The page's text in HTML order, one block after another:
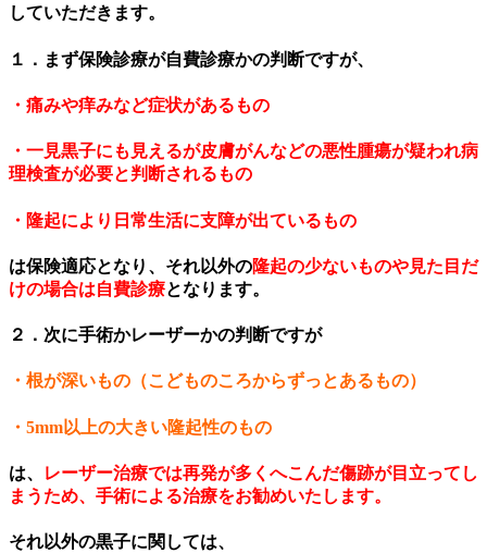
していただきます。
１．まず保険診療が自費診療かの判断ですが、
・痛みや痒みなど症状があるもの
・一見黒子にも見えるが皮膚がんなどの悪性腫瘍が疑われ病
理検査が必要と判断されるもの
・隆起により日常生活に支障が出ているもの
は保険適応となり、それ以外の隆起の少ないものや見た目だ
けの場合は自費診療となります。
２．次に手術かレーザーかの判断ですが
・根が深いもの（こどものころからずっとあるもの）
・5mm以上の大きい隆起性のもの
は、
レーザー治療では再発が多くへこんだ傷跡が目立ってし
まうため、手術による治療をお勧めいたします。
それ以外の黒子に関しては、